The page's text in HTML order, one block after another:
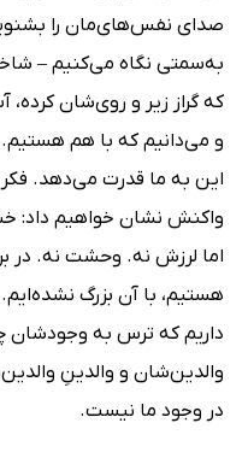
صدای نفس‌های‌مان را
به‌سمتی نگاه می‌کنیم‌ –
که گراز زیر و روی‌شان کرده،
و می‌دانیم که با هم
این به ما قدرت می‌دهد. فکر
واکنش نشان خواهیم داد:
اما لرزش نه. وحشت نه. در
هستیم، با آن بزرگ
داریم که ترس به وجود‌شان
والدین‌شان و والدینِ
در وجود ما نیست.